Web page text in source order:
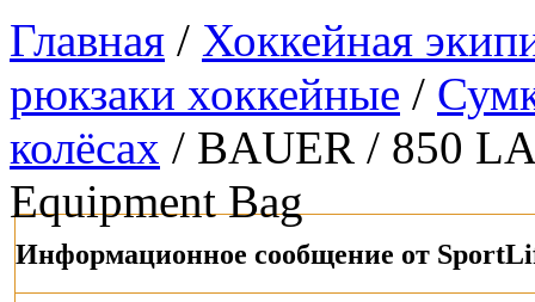
Главная / Хоккейная
рюкзаки хоккейные /
колёсах / BAUER / 850
Equipment Bag
Информационное сообщение от